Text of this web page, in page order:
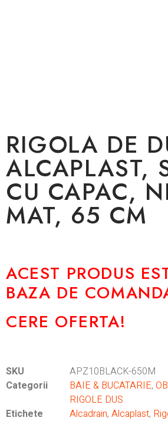
RIGOLA DE
ALCAPLAST,
CU CAPAC,
MAT, 65 CM
ACEST PRODUS
BAZA DE
CERE OFERTA!
SKU
APZ10BLACK-650M
Categorii
BAIE & BUCATARIE,
RIGOLE DUS
Etichete
Alcadrain, Alcaplast,